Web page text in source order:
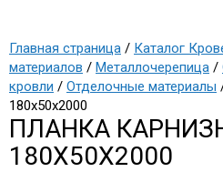
Главная страница / Каталог
материалов / Металлочерепица /
кровли / Отделочные материалы
180х50х2000
ПЛАНКА
180Х50Х2000